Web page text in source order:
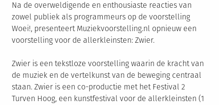
Na de overweldigende en enthousiaste reacties van
zowel publiek als programmeurs op de voorstelling
Woei!, presenteert Muziekvoorstelling.nl opnieuw een
voorstelling voor de allerkleinsten: Zwier.
Zwier is een tekstloze voorstelling waarin de kracht van
de muziek en de vertelkunst van de beweging centraal
staan. Zwier is een co-productie met het Festival 2
Turven Hoog, een kunstfestival voor de allerkleinsten (1